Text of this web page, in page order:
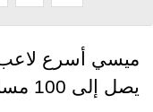
ميسي أسرع لاعب
‌يصل إلى 100 مساهمة تهديفية